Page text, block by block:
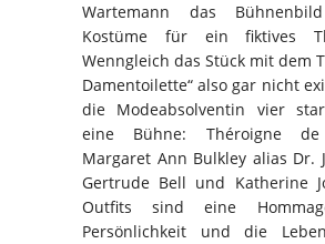
Wartemann das
Kostüme für ein fiktives
Wenngleich das Stück mit dem
Damentoilette“ also gar nicht
die Modeabsolventin vier
eine Bühne: Théroigne de
Margaret Ann Bulkley alias Dr.
Gertrude Bell und Katherine
Outfits sind eine
Persönlichkeit und die